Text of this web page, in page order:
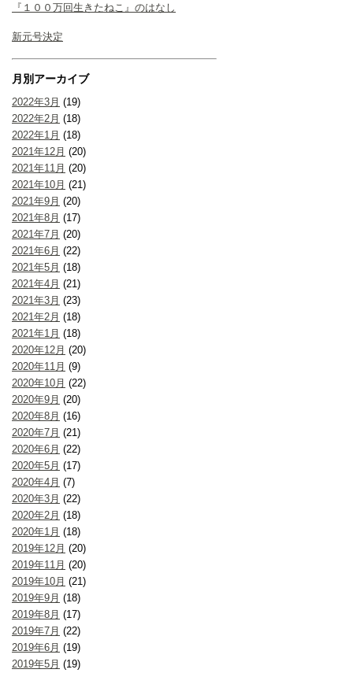
『１００万回生きたねこ』のはなし
新元号決定
月別アーカイブ
2022年3月 (19)
2022年2月 (18)
2022年1月 (18)
2021年12月 (20)
2021年11月 (20)
2021年10月 (21)
2021年9月 (20)
2021年8月 (17)
2021年7月 (20)
2021年6月 (22)
2021年5月 (18)
2021年4月 (21)
2021年3月 (23)
2021年2月 (18)
2021年1月 (18)
2020年12月 (20)
2020年11月 (9)
2020年10月 (22)
2020年9月 (20)
2020年8月 (16)
2020年7月 (21)
2020年6月 (22)
2020年5月 (17)
2020年4月 (7)
2020年3月 (22)
2020年2月 (18)
2020年1月 (18)
2019年12月 (20)
2019年11月 (20)
2019年10月 (21)
2019年9月 (18)
2019年8月 (17)
2019年7月 (22)
2019年6月 (19)
2019年5月 (19)